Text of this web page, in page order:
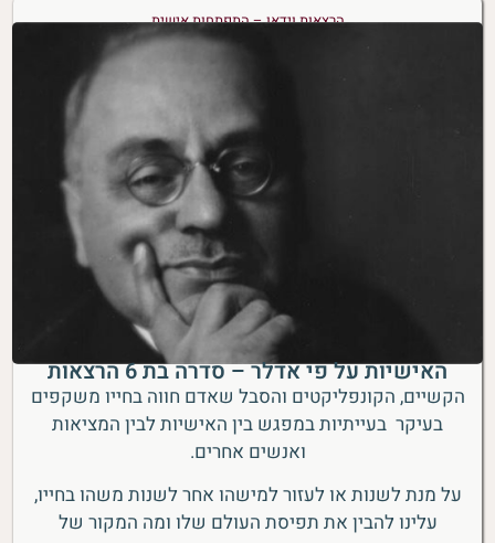
הרצאות וידאו – התפתחות אישית
האישיות על פי אדלר – סדרה בת 6 הרצאות
הקשיים, הקונפליקטים והסבל שאדם חווה בחייו משקפים
בעיקר בעייתיות במפגש בין האישיות לבין המציאות
ואנשים אחרים.
על מנת לשנות או לעזור למישהו אחר לשנות משהו בחייו,
עלינו להבין את תפיסת העולם שלו ומה המקור של